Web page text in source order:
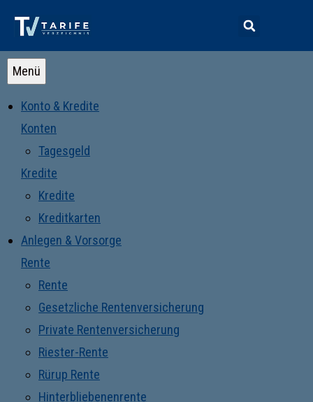
Menü
Konto & Kredite
Konten
Tagesgeld
Kredite
Kredite
Kreditkarten
Anlegen & Vorsorge
Rente
Rente
Gesetzliche Rentenversicherung
Private Rentenversicherung
Riester-Rente
Rürup Rente
Hinterbliebenenrente